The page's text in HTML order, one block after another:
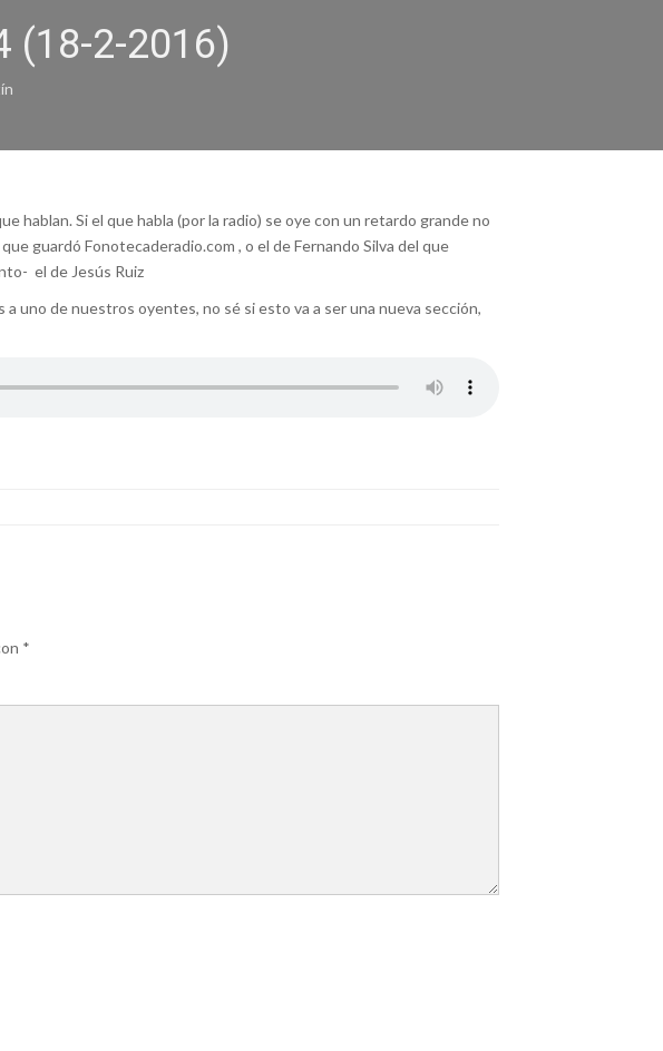
(18-2-2016)
hablan. Si el que habla (por la radio) se oye con un retardo grande no
guardó Fonotecaderadio.com , o el de Fernando Silva del que
el de Jesús Ruiz
uno de nuestros oyentes, no sé si esto va a ser una nueva sección,
*